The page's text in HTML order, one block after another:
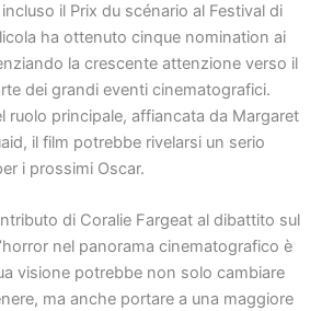
il Prix du scénario al Festival di
ha ottenuto cinque nomination ai
la crescente attenzione verso il
dei grandi eventi cinematografici.
ruolo principale, affiancata da Margaret
il film potrebbe rivelarsi un serio
i prossimi Oscar.
di Coralie Fargeat al dibattito sul
nel panorama cinematografico è
visione potrebbe non solo cambiare
ma anche portare a una maggiore